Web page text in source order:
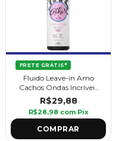
FRETE GRÁTIS*
Fluido Leave-in Amo
Cachos Ondas Incríveis
240 ml - Griffus
R$29,88
R$28,98 com Pix